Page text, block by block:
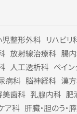
児整形外科 リハビリ
放射線治療科 腸
人工透析科 ペイン
病科 脳神経科 漢
美歯科 乳腺内科 肥
ア科 肝臓・胆のう・